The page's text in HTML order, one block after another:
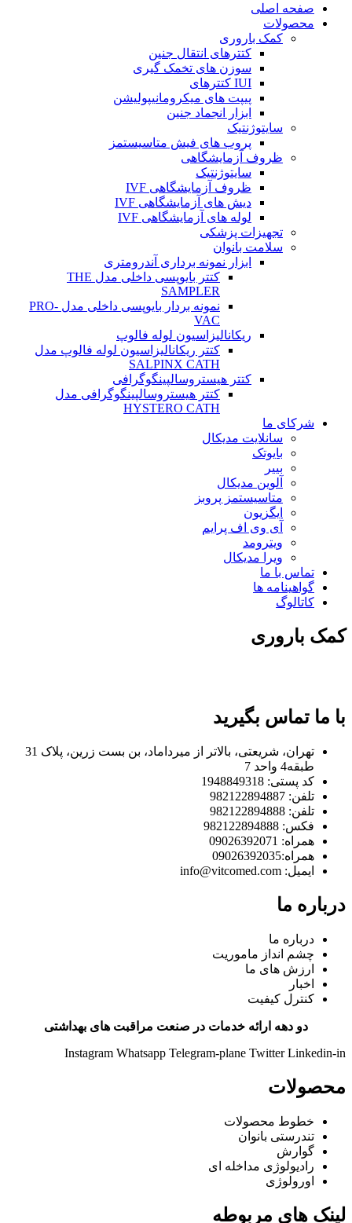
صفحه اصلی
محصولات
کمک باروری
کتترهای انتقال جنین
سوزن های تخمک گیری
IUI کتترهای
پیپت های میکرومانیپولیشن
ابزار انجماد جنین
سایتوژنتیک
پروب های فیش متاسیستمز
ظروف آزمایشگاهی
سایتوژنتیک
ظروف آزمایشگاهی IVF
دیش های آزمایشگاهی IVF
لوله های آزمایشگاهی IVF
تجهیزات پزشکی
سلامت بانوان
ابزار نمونه برداری آندرومتری
کتتر بایوپسی داخلی مدل THE
SAMPLER
نمونه بردار بایوپسی داخلی مدل PRO-
VAC
ریکانالیزاسیون لوله فالوپ
کتتر ریکانالیزاسیون لوله فالوپ مدل
SALPINX CATH
کتتر هیستروسالپینگوگرافی
کتتر هیستروسالپینگوگرافی مدل
HYSTERO CATH
شرکای ما
سانلایت مدیکال
بایوتک
بییر
آلوین مدیکال
متاسیستمز پروبز
ایگزیون
آی وی اف پرایم
ویترومد
ویرا مدیکال
تماس با ما
گواهینامه ها
کاتالوگ
کمک باروری
با ما تماس بگیرید
تهران، شریعتی، بالاتر از میرداماد، بن بست زرین، پلاک 31
طبقه4 واحد 7
کد پستی: 1948849318
تلفن: 982122894887
تلفن: 982122894888
فکس: 982122894888
همراه: 09026392071
همراه:09026392035
ایمیل: info@vitcomed.com
درباره ما
درباره ما
چشم انداز ماموریت
ارزش های ما
اخبار
کنترل کیفیت
دو دهه ارائه خدمات در صنعت مراقبت های بهداشتی
Instagram Whatsapp Telegram-plane Twitter Linkedin-in
محصولات
خطوط محصولات
تندرستی بانوان
گوارش
رادیولوژی مداخله ای
اورولوژی
لینک های مربوطه